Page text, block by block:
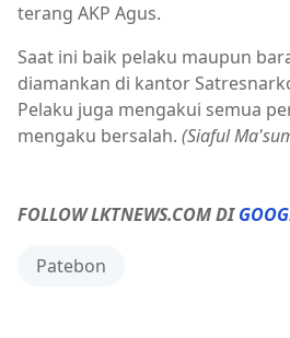
terang AKP Agus.
Saat ini baik pelaku maupun
diamankan di kantor
Pelaku juga mengakui semua
mengaku bersalah. (Siaful
FOLLOW LKTNEWS.COM DI
Patebon